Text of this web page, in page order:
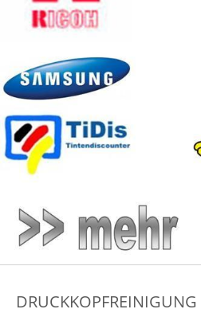
DRUCKKOPFREINIGUNG